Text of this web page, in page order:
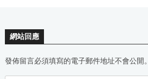
網站回應
發佈留言必須填寫的電子郵件地址不會公開。